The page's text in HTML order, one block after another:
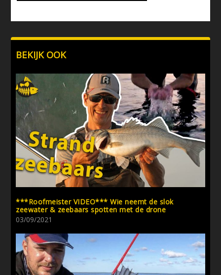
BEKIJK OOK
***Roofmeister VIDEO*** Wie neemt de slok
zeewater & zeebaars spotten met de drone
03/09/2021